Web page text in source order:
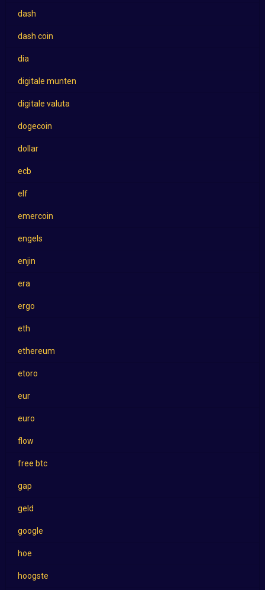
dash
dash coin
dia
digitale munten
digitale valuta
dogecoin
dollar
ecb
elf
emercoin
engels
enjin
era
ergo
eth
ethereum
etoro
eur
euro
flow
free btc
gap
geld
google
hoe
hoogste